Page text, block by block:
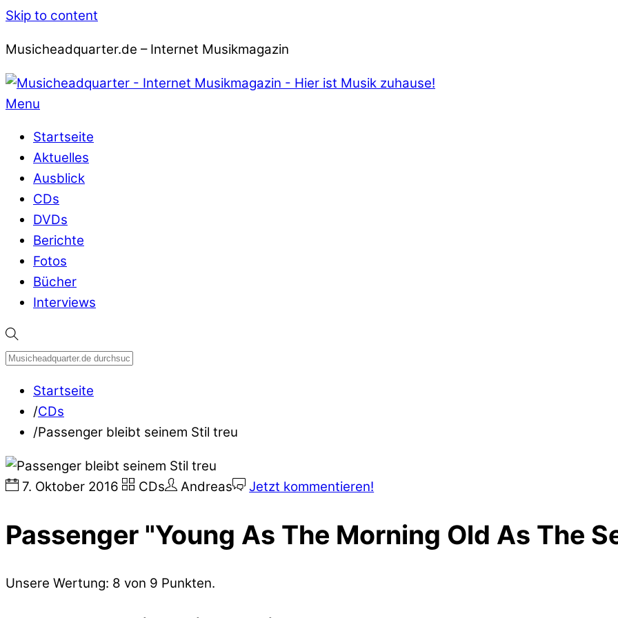
Skip to content
Musicheadquarter.de – Internet Musikmagazin
Menu
Startseite
Aktuelles
Ausblick
CDs
DVDs
Berichte
Fotos
Bücher
Interviews
Startseite
/CDs
/Passenger bleibt seinem Stil treu
7. Oktober 2016 CDs Andreas Jetzt kommentieren!
Passenger "Young As The Morning Old As The
Unsere Wertung: 8 von 9 Punkten.